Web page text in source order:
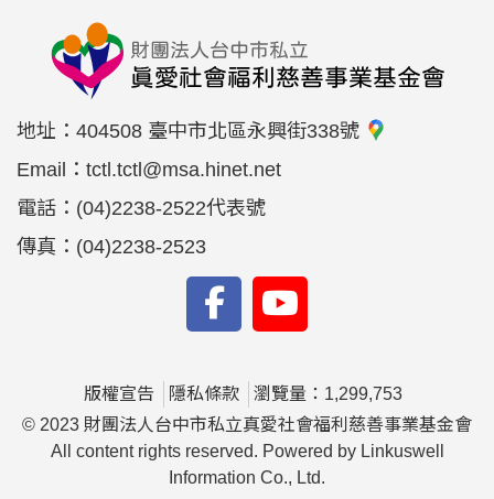
地址： 404508 臺中市北區永興街338號
Email： tctl.tctl@msa.hinet.net
電話： (04)2238-2522代表號
傳真： (04)2238-2523
版權宣告 隱私條款
瀏覽量：1,299,753
© 2023 財團法人台中市私立真愛社會福利慈善事業基金會
All content rights reserved. Powered by Linkuswell
Information Co., Ltd.